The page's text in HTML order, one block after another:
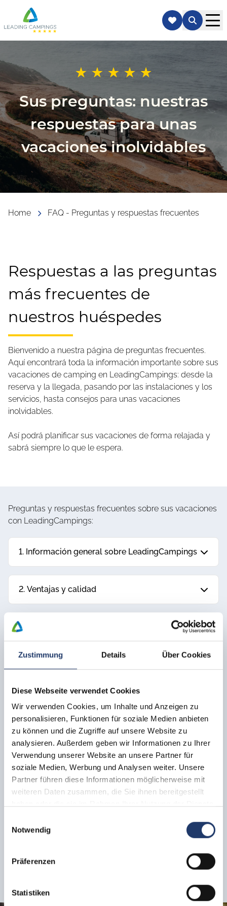
Zustimmung Details Über Cookies
Diese Webseite verwendet Cookies
Wir verwenden Cookies, um Inhalte und Anzeigen zu
personalisieren, Funktionen für soziale Medien anbieten
zu können und die Zugriffe auf unsere Website zu
analysieren. Außerdem geben wir Informationen zu Ihrer
Verwendung unserer Website an unsere Partner für
soziale Medien, Werbung und Analysen weiter. Unsere
Partner führen diese Informationen möglicherweise mit
weiteren Daten zusammen, die Sie ihnen bereitgestellt
Notwendig
Präferenzen
Statistiken
Sus preguntas: nuestras
respuestas para unas
vacaciones inolvidables
Home FAQ - Preguntas y respuestas frecuentes
Respuestas a las preguntas
más frecuentes de
nuestros huéspedes
Bienvenido a nuestra página de preguntas frecuentes.
Aquí encontrará toda la información importante sobre sus
vacaciones de camping en LeadingCampings: desde la
reserva y la llegada, pasando por las instalaciones y los
servicios, hasta consejos para unas vacaciones
inolvidables.
Así podrá planificar sus vacaciones de forma relajada y
sabrá siempre lo que le espera.
Preguntas y respuestas frecuentes sobre sus vacaciones
con LeadingCampings:
1. Información general sobre LeadingCampings
2. Ventajas y calidad
3. Campings y ubicaciones
5. Afiliación y colaboración
6. Sostenibilidad y responsabilidad
7. Aspectos técnicos y protección de datos
¿Tiene más preguntas? Con mucho gusto. Envíenos un
correo electrónico: info@leadingcampings.com